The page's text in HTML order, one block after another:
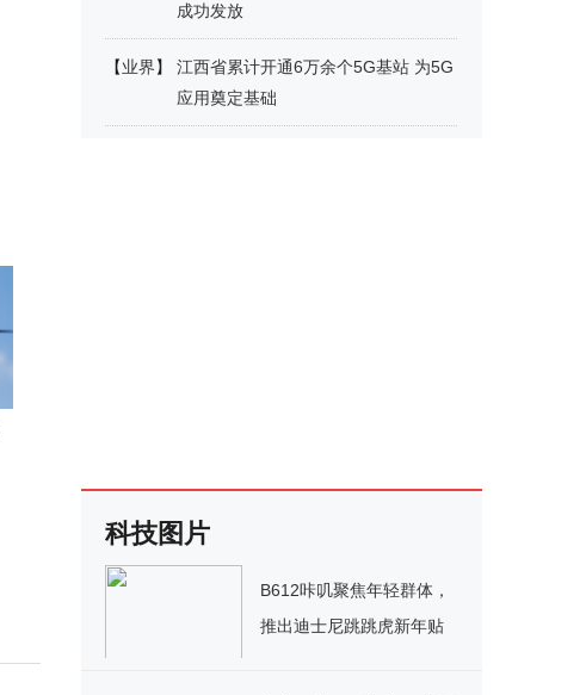
成功发放
【业界】
江西省累计开通6万余个5G基站 为5G
应用奠定基础
科技图片
B612咔叽聚焦年轻群体，
推出迪士尼跳跳虎新年贴